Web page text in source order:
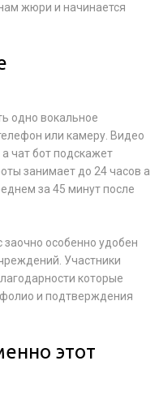
жюри и начинается
одно вокальное
или камеру. Видео
чат бот подскажет
занимает до 24 часов а
за 45 минут после
особенно удобен
Участники
которые
и подтверждения
этот